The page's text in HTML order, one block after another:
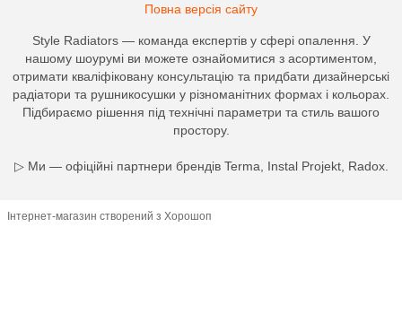
Повна версія сайту
Style Radiators — команда експертів у сфері опалення. У
нашому шоурумі ви можете ознайомитися з асортиментом,
отримати кваліфіковану консультацію та придбати дизайнерські
радіатори та рушникосушки у різноманітних формах і кольорах.
Підбираємо рішення під технічні параметри та стиль вашого
простору.
▷ Ми — офіційні партнери брендів Terma, Instal Projekt, Radox.
Інтернет-магазин створений з Хорошоп